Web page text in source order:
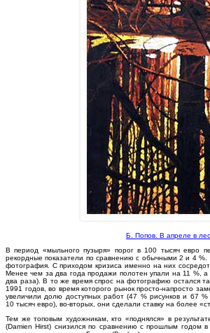
Б. Попов. В апреле в
В период «мыльного пузыря» порог в 100 тысяч евро
рекордные показатели по сравнению с обычными 2 и 4 %.
фотография. С приходом кризиса именно на них
Менее чем за два года продажи полотен упали на 11 %, а
два раза). В то же время спрос на фотографию остался
1991 годов, во время которого рынок просто-напросто
увеличили долю доступных работ (47 % рисунков и 67
10 тысяч евро), во-вторых, они сделали ставку на более
Тем же топовым художникам, кто «поднялся» в
(Damien Hirst) снизился по сравнению с прошлым